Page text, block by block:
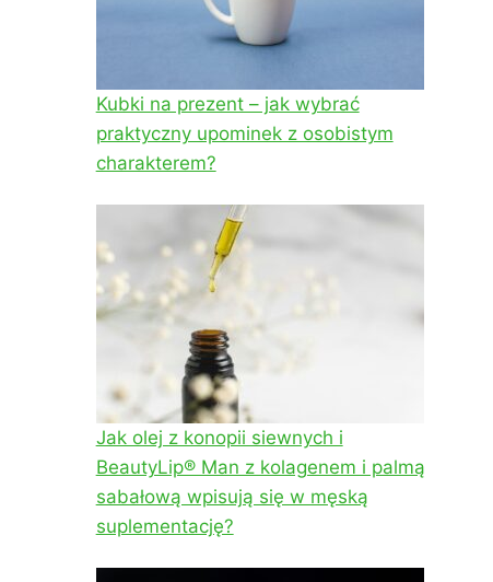
Kubki na prezent – jak wybrać
praktyczny upominek z osobistym
charakterem?
Jak olej z konopii siewnych i
BeautyLip® Man z kolagenem i palmą
sabałową wpisują się w męską
suplementację?